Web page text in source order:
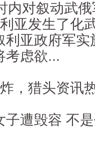
对叙动武俄
亚发生了化
利亚政府军
考虑欲...
猎头资讯
遭毁容 不是